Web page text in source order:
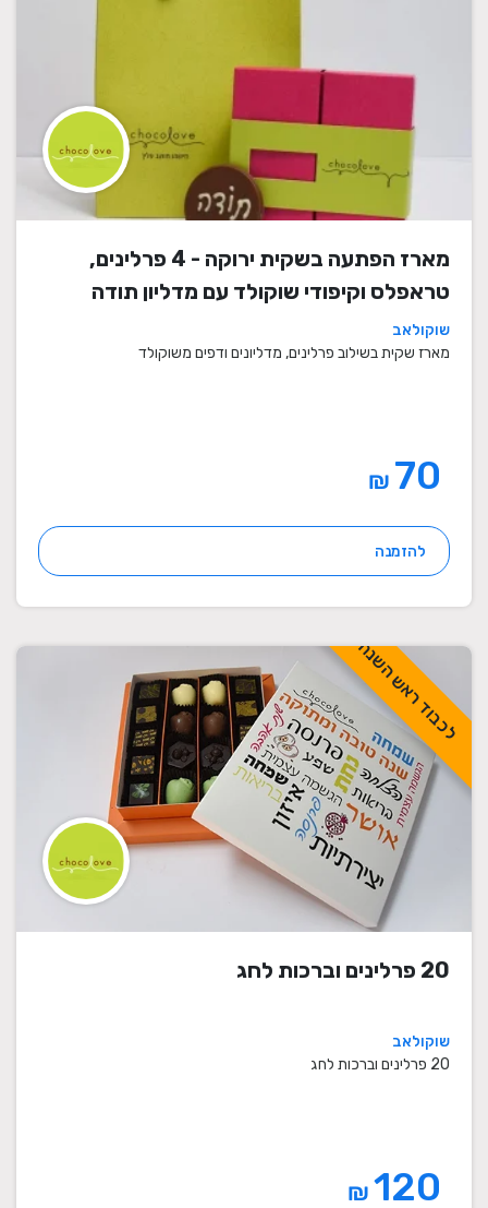
מארז הפתעה בשקית ירוקה - 4 פרלינים,
טראפלס וקיפודי שוקולד עם מדליון תודה
שוקולאב
מארז שקית בשילוב פרלינים, מדליונים ודפים משוקולד
₪
להזמנה
לכבוד ראש השנה
20 פרלינים וברכות לחג
שוקולאב
20 פרלינים וברכות לחג
₪